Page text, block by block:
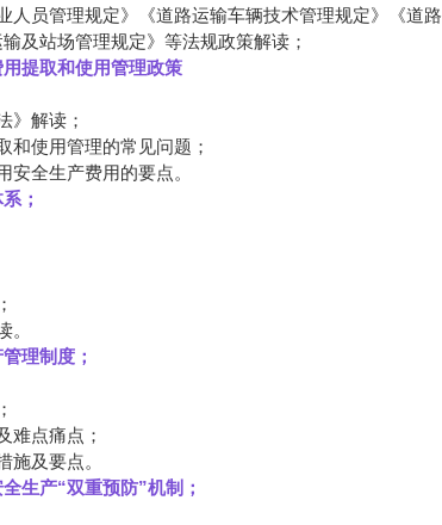
人员管理规定》《道路运输车辆技术管理规定》《道路
及站场管理规定》等法规政策解读；
提取和使用管理政策
》解读；
和使用管理的常见问题；
全生产费用的要点。
；
。
理制度；
难点痛点；
施及要点。
生产“双重预防”机制；